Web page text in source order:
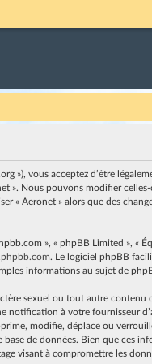
»), vous acceptez d’être
». Nous pouvons modifier
« Aeronet » alors que des
», « phpBB Limited », «
. Le logiciel phpBB
informations au sujet de
sexuel ou tout autre contenu
à votre fournisseur
modifie, déplace ou
de données. Bien que ces
visant à compromettre les